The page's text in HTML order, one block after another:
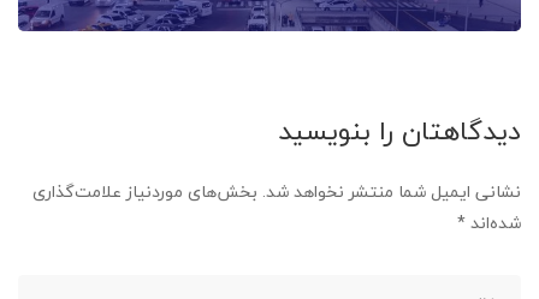
دیدگاهتان را بنویسید
نشانی ایمیل شما منتشر نخواهد شد. بخش‌های موردنیاز علامت‌گذاری
شده‌اند*